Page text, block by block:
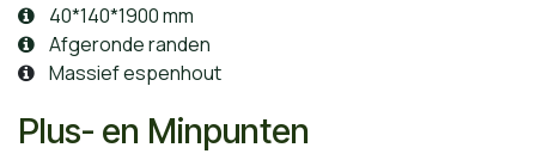
40*140*1900 mm
Afgeronde randen
Massief espenhout
Plus- en Minpunten